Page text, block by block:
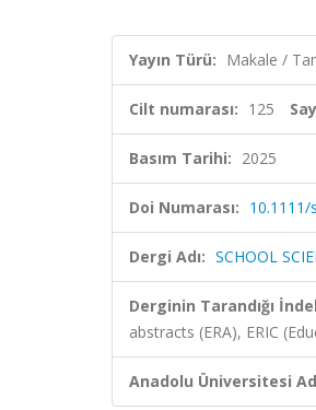
Yayın Türü: Makale /
Cilt numarası: 125
Basım Tarihi: 2025
Doi Numarası: 10.1111/
Dergi Adı: SCHOOL
Derginin Tarandığı
abstracts (ERA), ERIC
Anadolu Üniversitesi